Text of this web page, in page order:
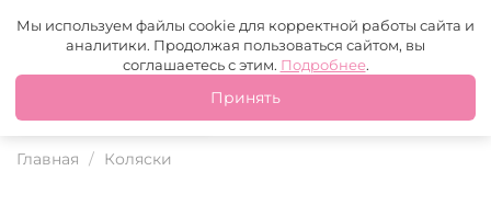
Москва +7 (499) 110-97-95 MAX Tg
Это ваш город?
Главная Коляски
Мы используем файлы cookie для корректной работы сайта и
аналитики. Продолжая пользоваться сайтом, вы
соглашаетесь с этим. Подробнее.
Принять